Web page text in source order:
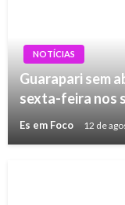
NOTÍCIAS
Guarapari sem
sexta-feira nos
Es em Foco 12 de